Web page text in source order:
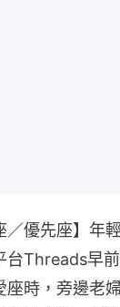
／優先座】年
台Threads早
座時，旁邊老